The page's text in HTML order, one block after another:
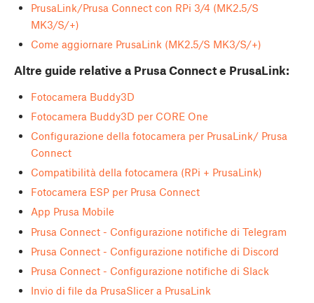
PrusaLink/Prusa Connect con RPi 3/4 (MK2.5/S
MK3/S/+)
Come aggiornare PrusaLink (MK2.5/S MK3/S/+)
Altre guide relative a Prusa Connect e PrusaLink:
Fotocamera Buddy3D
Fotocamera Buddy3D per CORE One
Configurazione della fotocamera per PrusaLink/ Prusa
Connect
Compatibilità della fotocamera (RPi + PrusaLink)
Fotocamera ESP per Prusa Connect
App Prusa Mobile
Prusa Connect - Configurazione notifiche di Telegram
Prusa Connect - Configurazione notifiche di Discord
Prusa Connect - Configurazione notifiche di Slack
Invio di file da PrusaSlicer a PrusaLink